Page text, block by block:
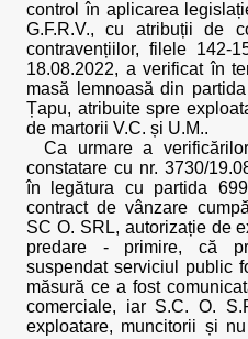
control în aplicarea
G.F.R.V., cu atribuții de
contravențiilor, filele 142-
18.08.2022, a verificat în
masă lemnoasă din
Țapu, atribuite spre
de martorii V.C. și U.M..
Ca urmare a
constatare cu nr. 3730/
în legătura cu partida
contract de vânzare
SC O. SRL, autorizație de
predare - primire, că
suspendat serviciul public
măsură ce a fost
comerciale, iar S.C. O.
exploatare, muncitorii și